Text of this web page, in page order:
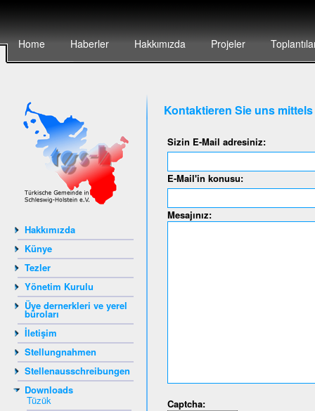
Home Haberler Hakkımızda Projeler
Hakkımızda
Künye
Tezler
Yönetim Kurulu
Üye dernerkleri ve yerel
büroları
İletişim
Stellungnahmen
Stellenausschreibungen
Downloads
Tüzük
Kontaktieren Sie uns
Sizin E-Mail adresiniz:
E-Mail'in konusu:
Mesajınız:
Captcha: